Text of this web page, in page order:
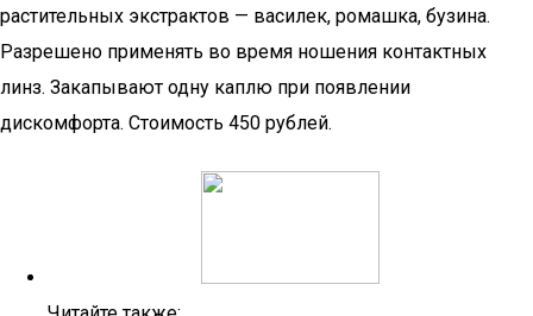
растительных экстрактов — василек, ромашка, бузина.
Разрешено применять во время ношения контактных
линз. Закапывают одну каплю при появлении
дискомфорта. Стоимость 450 рублей.